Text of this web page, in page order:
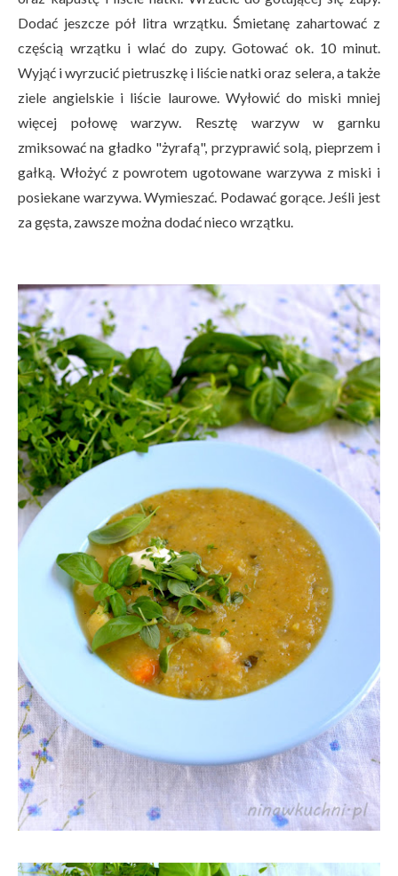
Dodać jeszcze pół litra wrzątku. Śmietanę zahartować z
częścią wrzątku i wlać do zupy. Gotować ok. 10 minut.
Wyjąć i wyrzucić pietruszkę i liście natki oraz selera, a także
ziele angielskie i liście laurowe. Wyłowić do miski mniej
więcej połowę warzyw. Resztę warzyw w garnku
zmiksować na gładko "żyrafą", przyprawić solą, pieprzem i
gałką. Włożyć z powrotem ugotowane warzywa z miski i
posiekane warzywa. Wymieszać. Podawać gorące. Jeśli jest
za gęsta, zawsze można dodać nieco wrzątku.